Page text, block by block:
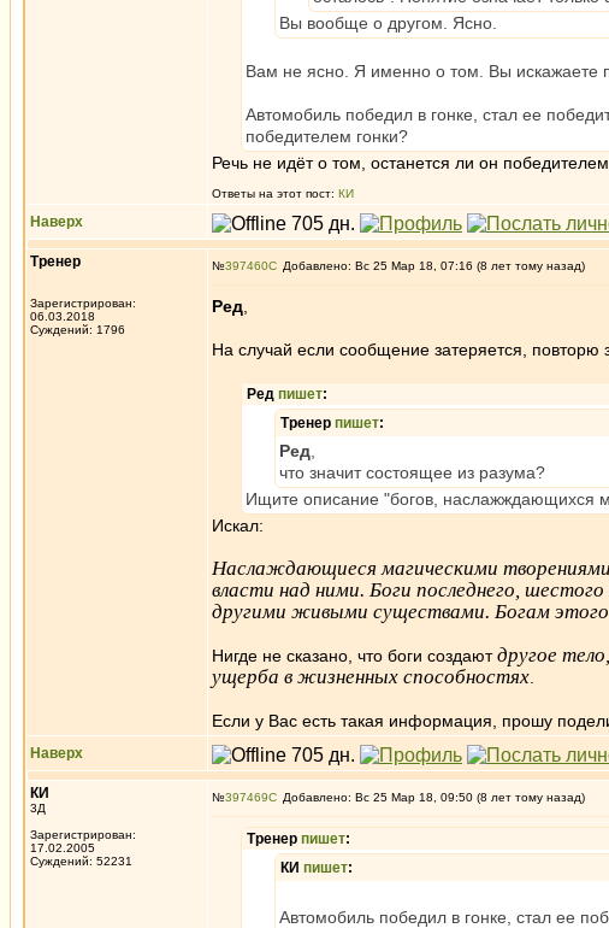
Вы вообще о другом. Ясно.
Вам не ясно. Я именно о том. Вы искажаете
Автомобиль победил в гонке, стал ее
победителем гонки?
Речь не идёт о том, останется ли он
Ответы на этот пост: КИ
Наверх
Тренер
Зарегистрирован:
06.03.2018
Суждений: 1796
№397460 Добавлено: Вс 25 Мар 18, 07:16 (8 лет тому назад)
Ред
На случай если сообщение затеряется, повторю
Ред пишет:
Тренер пишет:
Ред
что значит состоящее из разума?
Ищите описание "богов, наслажждающихся
Искал:
Наслаждающиеся магическими
власти над ними. Боги последнего,
другими живыми существами. Богам этого
Нигде не сказано, что боги создаютдругое тело,
ущерба в жизненных способностях
Если у Вас есть такая информация, прошу
Наверх
КИ
3Д
Зарегистрирован:
17.02.2005
Суждений: 52231
№397469 Добавлено: Вс 25 Мар 18, 09:50 (8 лет тому назад)
Тренер пишет:
КИ пишет:
Автомобиль победил в гонке, стал ее